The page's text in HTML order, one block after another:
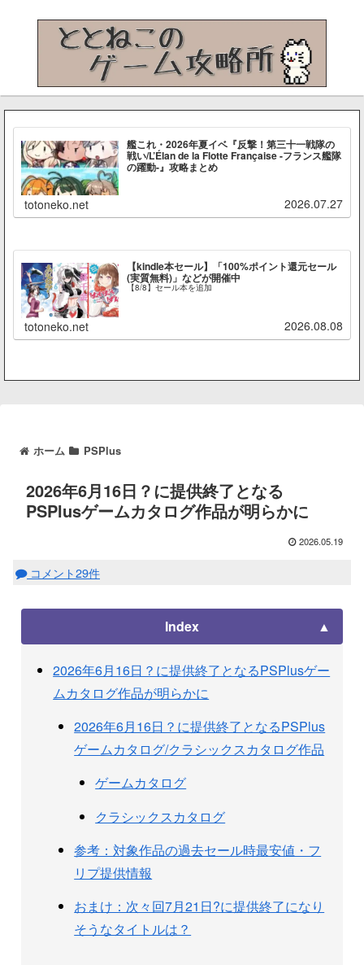
艦これ・2026年夏イベ『反撃！第三十一戦隊の
戦い/L’Élan de la Flotte Française -フランス艦隊
の躍動-』攻略まとめ
totoneko.net 2026.07.27
【kindle本セール】「100%ポイント還元セール
(実質無料)」などが開催中
【8/8】セール本を追加
totoneko.net 2026.08.08
ホーム PSPlus
2026年6月16日？に提供終了となる
PSPlusゲームカタログ作品が明らかに
2026.05.19
コメント29件
Index
2026年6月16日？に提供終了となるPSPlusゲー
ムカタログ作品が明らかに
2026年6月16日？に提供終了となるPSPlus
ゲームカタログ/クラシックスカタログ作品
ゲームカタログ
クラシックスカタログ
参考：対象作品の過去セール時最安値・フ
リプ提供情報
おまけ：次々回7月21日?に提供終了になり
そうなタイトルは？